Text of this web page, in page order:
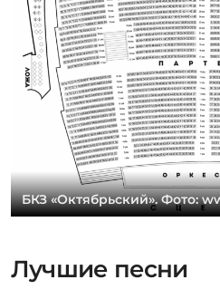
БКЗ «Октябрьский». Фото:
Лучшие песни